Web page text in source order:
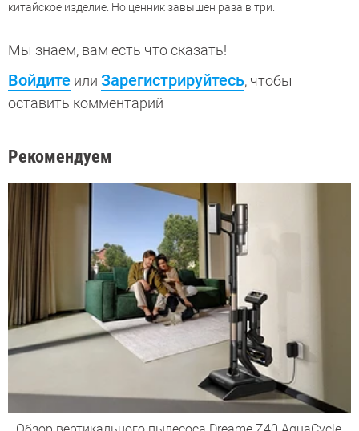
китайское изделие. Но ценник завышен раза в три.
Мы знаем, вам есть что сказать!
Войдите или Зарегистрируйтесь, чтобы
оставить комментарий
Рекомендуем